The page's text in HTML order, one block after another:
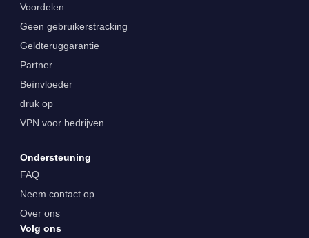
Voordelen
Geen gebruikerstracking
Geldteruggarantie
Partner
Beïnvloeder
druk op
VPN voor bedrijven
Ondersteuning
FAQ
Neem contact op
Over ons
Volg ons